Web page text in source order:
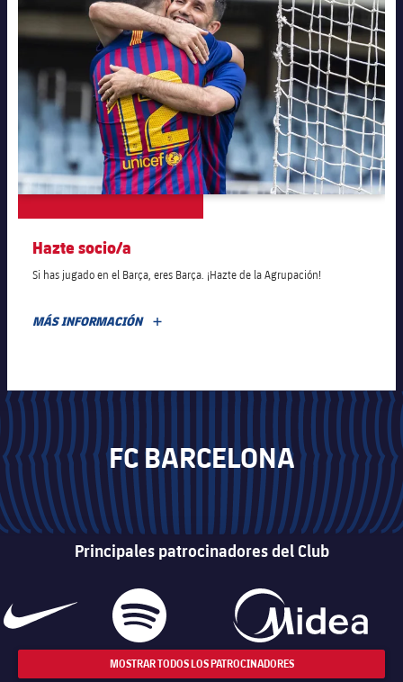
Hazte socio/a
Si has jugado en el Barça, eres Barça. ¡Hazte de la Agrupación!
MÁS INFORMACIÓN
FC BARCELONA
Principales patrocinadores del Club
MOSTRAR TODOS LOS PATROCINADORES